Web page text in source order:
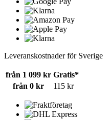
Leveranskostnader för Sverige
från 1 099 kr Gratis*
från 0 kr
115 kr